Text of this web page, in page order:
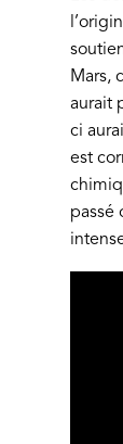
Mars,
aurait
ci
est
passé